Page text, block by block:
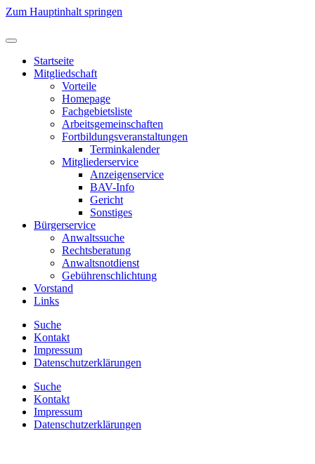
Zum Hauptinhalt springen
Startseite
Mitgliedschaft
Vorteile
Homepage
Fachgebietsliste
Arbeitsgemeinschaften
Fortbildungsveranstaltungen
Terminkalender
Mitgliederservice
Anzeigenservice
BAV-Info
Gericht
Sonstiges
Bürgerservice
Anwaltssuche
Rechtsberatung
Anwaltsnotdienst
Gebührenschlichtung
Vorstand
Links
Suche
Kontakt
Impressum
Datenschutzerklärungen
Suche
Kontakt
Impressum
Datenschutzerklärungen